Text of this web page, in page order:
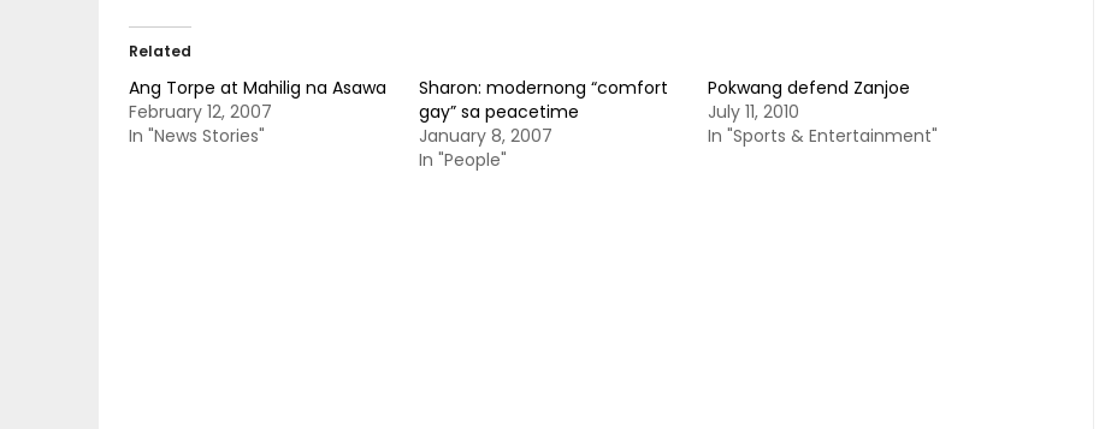
Related
Ang Torpe at Mahilig na Asawa
February 12, 2007
In "News Stories"
Sharon: modernong “comfort
gay” sa peacetime
January 8, 2007
In "People"
Pokwang defend Zanjoe
July 11, 2010
In "Sports & Entertainment"